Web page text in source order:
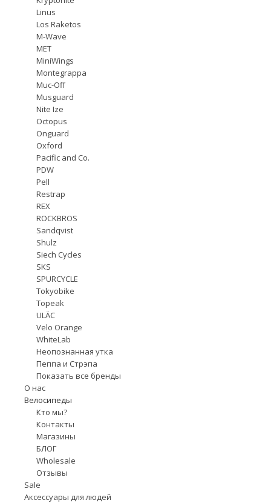
Linus
Los Raketos
M-Wave
MET
MiniWings
Montegrappa
Muc-Off
Musguard
Nite Ize
Octopus
Onguard
Oxford
Pacific and Co.
PDW
Pell
Restrap
REX
ROCKBROS
Sandqvist
Shulz
Siech Cycles
SKS
SPURCYCLE
Tokyobike
Topeak
ULÄC
Velo Orange
WhiteLab
Неопознанная утка
Пеппа и Стрэпа
Показать все бренды
О нас
Велосипеды
Кто мы?
Контакты
Магазины
БЛОГ
Wholesale
Отзывы
Sale
Аксессуары для людей